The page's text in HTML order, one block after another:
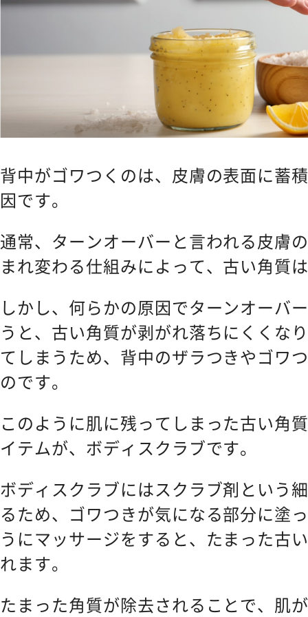
背中がゴワつくのは、皮膚の表面に蓄
因です。
通常、ターンオーバーと言われる皮膚
まれ変わる仕組みによって、古い角質
しかし、何らかの原因でターンオーバ
うと、古い角質が剥がれ落ちにくくな
てしまうため、背中のザラつきやゴワ
のです。
このように肌に残ってしまった古い角
イテムが、ボディスクラブです。
ボディスクラブにはスクラブ剤という
るため、ゴワつきが気になる部分に塗
うにマッサージをすると、たまった古
れます。
たまった角質が除去されることで、肌